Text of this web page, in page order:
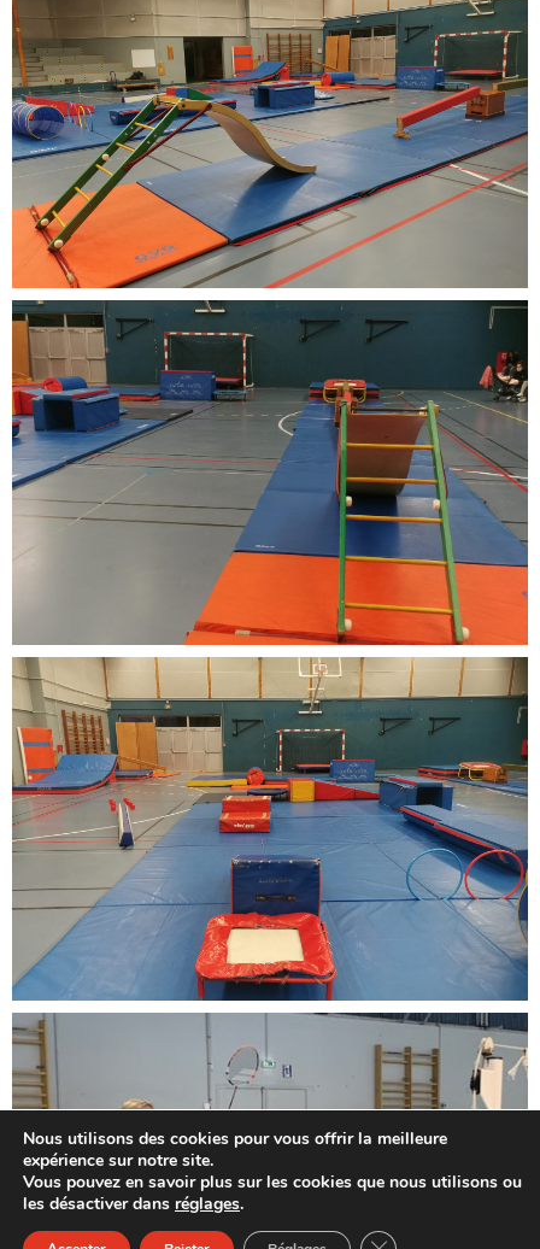
Nous utilisons des cookies pour vous offrir la meilleure
expérience sur notre site.
Vous pouvez en savoir plus sur les cookies que nous utilisons ou
les désactiver dans réglages.
FERMER LA